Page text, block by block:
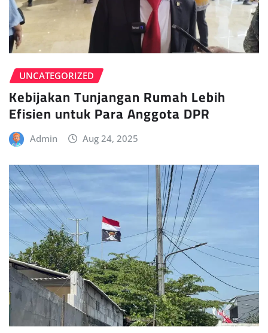
UNCATEGORIZED
Kebijakan Tunjangan Rumah Lebih
Efisien untuk Para Anggota DPR
Admin Aug 24, 2025